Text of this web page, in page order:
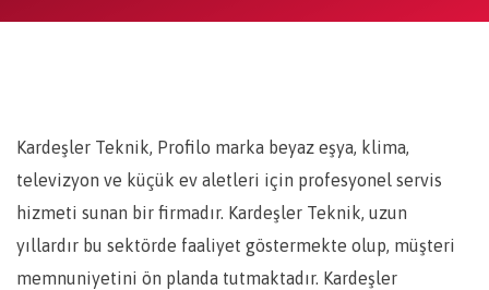
Kardeşler Teknik, Profilo marka beyaz eşya, klima,
televizyon ve küçük ev aletleri için profesyonel servis
hizmeti sunan bir firmadır. Kardeşler Teknik, uzun
yıllardır bu sektörde faaliyet göstermekte olup, müşteri
memnuniyetini ön planda tutmaktadır. Kardeşler